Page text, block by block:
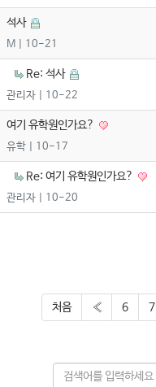
석사
M | 10-21
Re: 석사
관리자 | 10-22
여기 유학원인가요?
유학 | 10-17
Re: 여기 유학원인가요?
관리자 | 10-20
처음 « 6 7